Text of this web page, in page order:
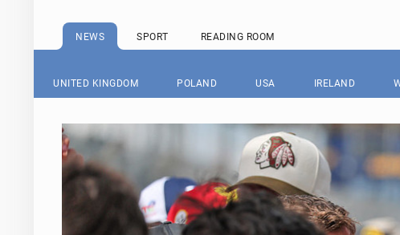
NEWS SPORT READING ROOM
UNITED KINGDOM POLAND USA IRELAND